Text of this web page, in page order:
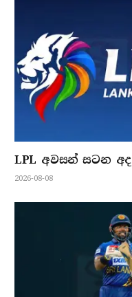
LPL අවසන් සටන අද
2026-08-08